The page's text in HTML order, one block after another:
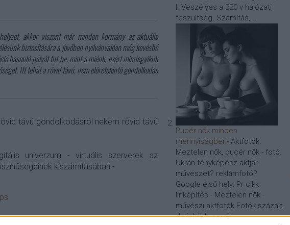
akkor viszont már minden kormány az aktuális
biztosítására a jövőben nyilvánvalóan még kevésbé
hasonló pályát fut be, mint a miénk, ezért mindegyikük
Itt tehát a rövid távú, nem előretekintő gondolkodás
távú gondolkodásról nekem rövid távú
univerzum - virtuális szerverek az
kiszámításában -
I. Veszélyes a 220 v hálózati
feszültség. Számítás,...
Pucér nők minden
mennyiségben- Aktfotók.
Meztelen nők, pucér nők - fotó.
Ukrán fényképész aktjai:
művészet? reklámfotó?
Google első hely: Pr cikk
linképítés - Meztelen nők -
művészi aktfotók Fotók százait,
de inkább ezreit...